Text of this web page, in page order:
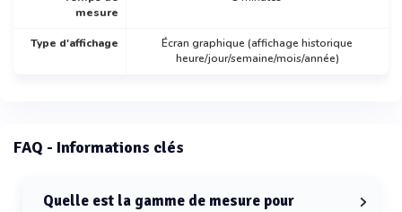
mesure
Type d'affichage
Écran graphique (affichage historique
heure/jour/semaine/mois/année)
FAQ - Informations clés
Quelle est la gamme de mesure pour